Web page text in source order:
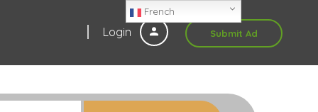
Login Submit Ad
French